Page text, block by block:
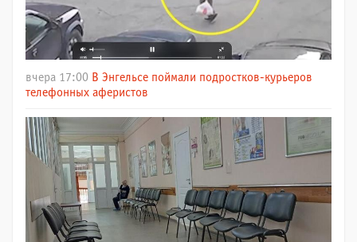
вчера 17:00 В Энгельсе поймали подростков-курьеров
телефонных аферистов